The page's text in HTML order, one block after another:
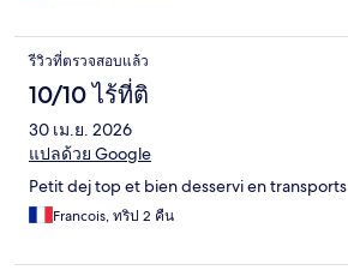
รีวิวที่ตรวจสอบแล้ว
10/10 ไร้ที่ติ
30 เม.ย. 2026
แปลด้วย Google
Petit dej top et bien desservi en transports
Francois, ทริป 2 คืน